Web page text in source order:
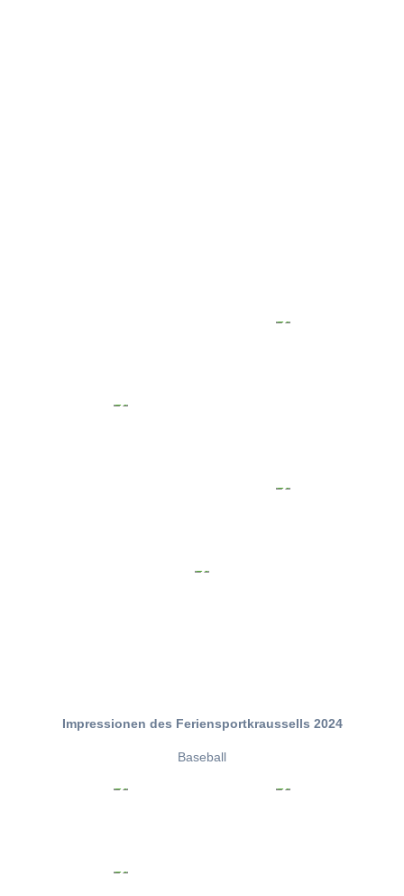
Impressionen des Feriensportkraussells 2024
Baseball